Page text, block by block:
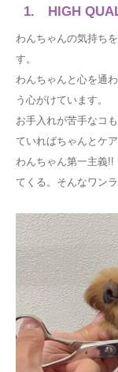
1. HIGH
わんちゃんの気持ち
す。
わんちゃんと心を通
う心がけています。
お手入れが苦手なコ
ていればちゃんとケ
わんちゃん第一主義
てくる。そんなワン